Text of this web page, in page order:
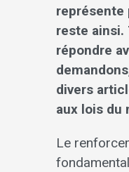
représente
reste
répondre
divers
aux lois du
Le